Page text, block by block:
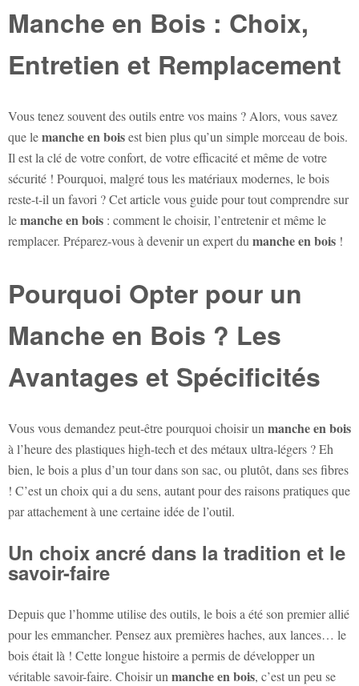
Manche en Bois : Choix,
Entretien et Remplacement
Vous tenez souvent des outils entre vos mains ? Alors, vous savez
que lemanche en boisest bien plus qu’un simple morceau de bois.
Il est la clé de votre confort, de votre efficacité et même de votre
sécurité ! Pourquoi, malgré tous les matériaux modernes, le bois
reste-t-il un favori ? Cet article vous guide pour tout comprendre sur
lemanche en bois : comment le choisir, l’entretenir et même le
remplacer. Préparez-vous à devenir un expert du manche en bois !
Pourquoi Opter pour un
Manche en Bois ? Les
Avantages et Spécificités
Vous vous demandez peut-être pourquoi choisir un manche en bois
à l’heure des plastiques high-tech et des métaux ultra-légers ? Eh
bien, le bois a plus d’un tour dans son sac, ou plutôt, dans ses fibres
! C’est un choix qui a du sens, autant pour des raisons pratiques que
par attachement à une certaine idée de l’outil.
Un choix ancré dans la tradition et le
savoir-faire
Depuis que l’homme utilise des outils, le bois a été son premier allié
pour les emmancher. Pensez aux premières haches, aux lances… le
bois était là ! Cette longue histoire a permis de développer un
véritable savoir-faire. Choisir un manche en bois, c’est un peu se